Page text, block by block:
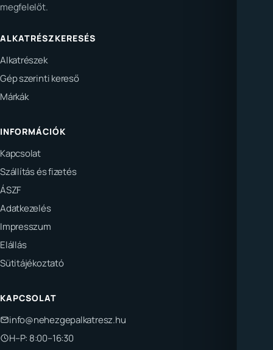
megfelelőt.
ALKATRÉSZKERESÉS
Alkatrészek
Gép szerinti kereső
Márkák
INFORMÁCIÓK
Kapcsolat
Szállítás és fizetés
ÁSZF
Adatkezelés
Impresszum
Elállás
Sütitájékoztató
KAPCSOLAT
info@nehezgepalkatresz.hu
H–P: 8:00–16:30